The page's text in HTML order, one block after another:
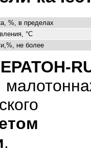
%, в пределах
°С
не более
.